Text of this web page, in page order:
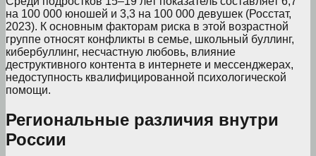
на 100 000 юношей и 3,3 на 100 000 девушек (Росстат,
2023). К основным факторам риска в этой возрастной
группе относят конфликты в семье, школьный буллинг,
кибербуллинг, несчастную любовь, влияние
деструктивного контента в интернете и мессенджерах,
недоступность квалифицированной психологической
помощи.
Региональные различия внутри
России